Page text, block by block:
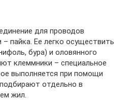
для проводов
пайка. Ее легко осуществить
бура) и оловянного
клеммники – специальное
выполняется при помощи
отдельно в
жил.